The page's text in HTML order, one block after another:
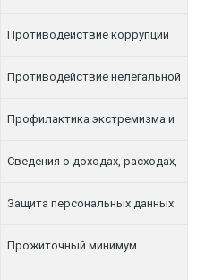
Противодействие коррупции
Противодействие нелегальной
занятости
Профилактика экстремизма и
терроризма
Сведения о доходах, расходах,
об имуществе и обязательствах
имущественного характера
Защита персональных данных
Прожиточный минимум